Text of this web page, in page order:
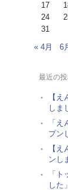
17
24
31
« 4月
6
最近の
【
しま
「
プン
【
ンし
「
した」